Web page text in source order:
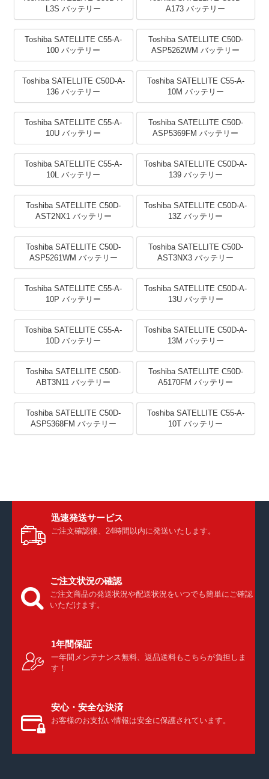
L3S バッテリー
A173 バッテリー
Toshiba SATELLITE C55-A-
100 バッテリー
Toshiba SATELLITE C50D-
ASP5262WM バッテリー
Toshiba SATELLITE C50D-A-
136 バッテリー
Toshiba SATELLITE C55-A-
10M バッテリー
Toshiba SATELLITE C55-A-
10U バッテリー
Toshiba SATELLITE C50D-
ASP5369FM バッテリー
Toshiba SATELLITE C55-A-
10L バッテリー
Toshiba SATELLITE C50D-A-
139 バッテリー
Toshiba SATELLITE C50D-
AST2NX1 バッテリー
Toshiba SATELLITE C50D-A-
13Z バッテリー
Toshiba SATELLITE C50D-
ASP5261WM バッテリー
Toshiba SATELLITE C50D-
AST3NX3 バッテリー
Toshiba SATELLITE C55-A-
10P バッテリー
Toshiba SATELLITE C50D-A-
13U バッテリー
Toshiba SATELLITE C55-A-
10D バッテリー
Toshiba SATELLITE C50D-A-
13M バッテリー
Toshiba SATELLITE C50D-
ABT3N11 バッテリー
Toshiba SATELLITE C50D-
A5170FM バッテリー
Toshiba SATELLITE C50D-
ASP5368FM バッテリー
Toshiba SATELLITE C55-A-
10T バッテリー
迅速発送サービス
ご注文確認後、24時間以内に発送いたします。
ご注文状況の確認
ご注文商品の発送状況や配送状況をいつでも簡単にご確認
いただけます。
1年間保証
一年間メンテナンス無料、返品送料もこちらが負担しま
す！
安心・安全な決済
お客様のお支払い情報は安全に保護されています。